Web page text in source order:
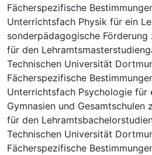
Fächerspezifische
Unterrichtsfach Physik für ein
sonderpädagogische
für den
Technischen Universität
Fächerspezifische
Unterrichtsfach Psychologie für
Gymnasien und Gesamtschulen
für den
Technischen Universität
Fächerspezifische